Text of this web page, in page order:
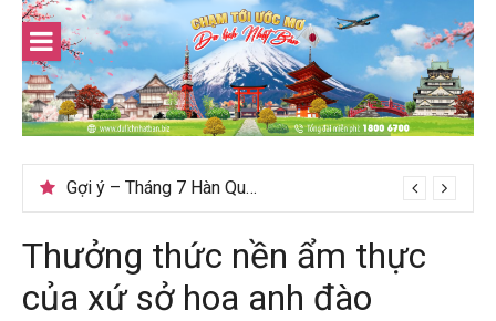
Skip
content
Gợi ý – Tháng 7 Hàn Quốc nên đi đâu, mặc gì đẹp?
Thưởng thức nền ẩm thực
của xứ sở hoa anh đào